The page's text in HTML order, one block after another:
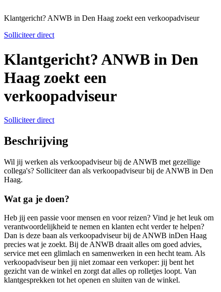
Klantgericht? ANWB in Den Haag zoekt een verkoopadviseur
Solliciteer direct
Klantgericht? ANWB in Den
Haag zoekt een
verkoopadviseur
Solliciteer direct
Beschrijving
Wil jij werken als verkoopadviseur bij de ANWB met gezellige
collega's? Solliciteer dan als verkoopadviseur bij de ANWB in Den
Haag.
Wat ga je doen?
Heb jij een passie voor mensen en voor reizen? Vind je het leuk om
verantwoordelijkheid te nemen en klanten echt verder te helpen?
Dan is deze baan als verkoopadviseur bij de ANWB inDen Haag
precies wat je zoekt. Bij de ANWB draait alles om goed advies,
service met een glimlach en samenwerken in een hecht team. Als
verkoopadviseur ben jij niet zomaar een verkoper: jij bent het
gezicht van de winkel en zorgt dat alles op rolletjes loopt. Van
klantgesprekken tot het openen en sluiten van de winkel.